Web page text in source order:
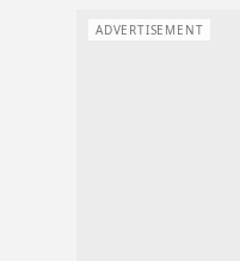
ADVERTISEMENT